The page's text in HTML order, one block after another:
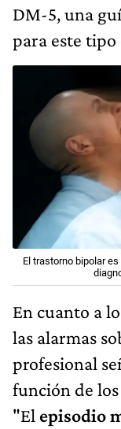
DM-5, una
para este
El trastorno bipolar
En cuanto a
las alarmas
profesional
función de
"El episodio